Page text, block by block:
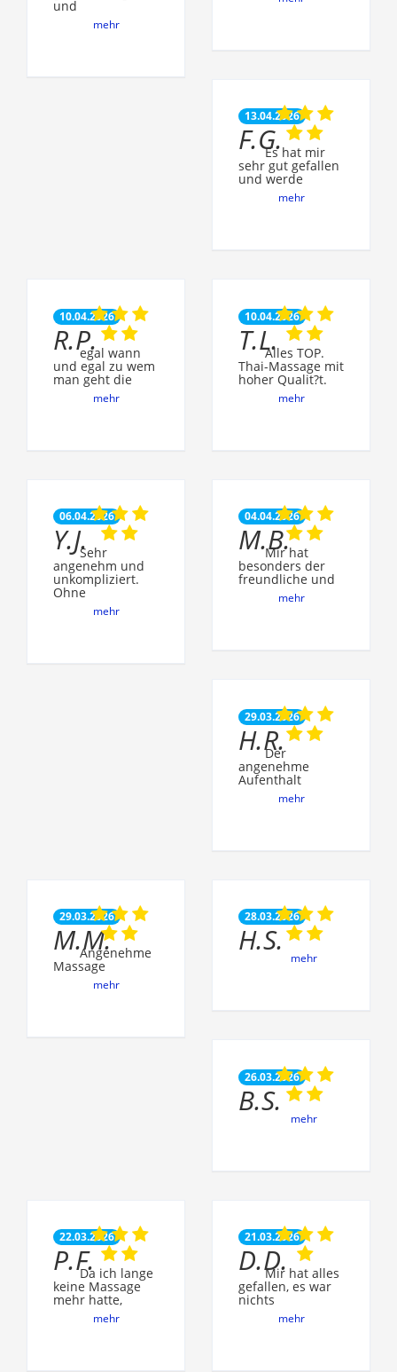
und
mehr
13.04.2026
F.G.Es hat mir
sehr gut gefallen
und werde
mehr
10.04.2026
R.P.egal wann
und egal zu wem
man geht die
mehr
10.04.2026
T.L.Alles TOP.
Thai-Massage mit
hoher Qualit?t.
mehr
06.04.2026
Y.J.Sehr
angenehm und
unkompliziert.
Ohne
mehr
04.04.2026
M.B.
Mir hat
besonders der
freundliche und
mehr
29.03.2026
H.R.
Der
angenehme
Aufenthalt
mehr
29.03.2026
M.M.
Angenehme
Massage
mehr
28.03.2026
H.S.
mehr
26.03.2026
B.S.
mehr
22.03.2026
P.F.Da ich lange
keine Massage
mehr hatte,
mehr
21.03.2026
D.D.Mir hat alles
gefallen, es war
nichts
mehr